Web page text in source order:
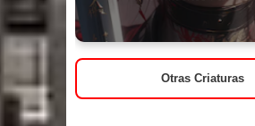
Otras Criaturas